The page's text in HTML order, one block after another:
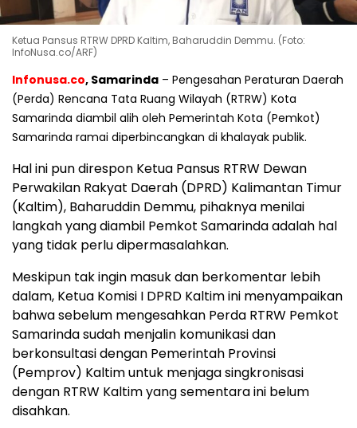
Ketua Pansus RTRW DPRD Kaltim, Baharuddin Demmu. (Foto:
InfoNusa.co/ARF)
Infonusa.co, Samarinda – Pengesahan Peraturan Daerah
(Perda) Rencana Tata Ruang Wilayah (RTRW) Kota
Samarinda diambil alih oleh Pemerintah Kota (Pemkot)
Samarinda ramai diperbincangkan di khalayak publik.
Hal ini pun direspon Ketua Pansus RTRW Dewan
Perwakilan Rakyat Daerah (DPRD) Kalimantan Timur
(Kaltim), Baharuddin Demmu, pihaknya menilai
langkah yang diambil Pemkot Samarinda adalah hal
yang tidak perlu dipermasalahkan.
Meskipun tak ingin masuk dan berkomentar lebih
dalam, Ketua Komisi I DPRD Kaltim ini menyampaikan
bahwa sebelum mengesahkan Perda RTRW Pemkot
Samarinda sudah menjalin komunikasi dan
berkonsultasi dengan Pemerintah Provinsi
(Pemprov) Kaltim untuk menjaga singkronisasi
dengan RTRW Kaltim yang sementara ini belum
disahkan.